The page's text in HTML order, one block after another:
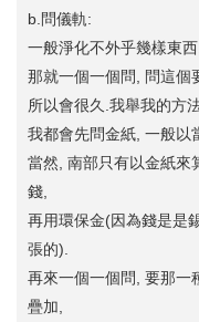
b.問儀軌:
一般淨化不外乎幾樣東
那就一個一個問, 問這個
所以會很久.我舉我的方
我都會先問金紙, 一般以
當然, 南部只有以金紙來
錢,
再用環保金(因為錢是是
張的).
再來一個一個問, 要那一
疊加,